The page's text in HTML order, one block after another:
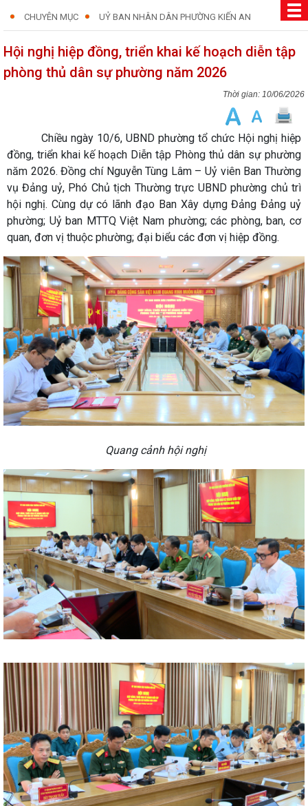
CHUYÊN MỤC UỶ BAN NHÂN DÂN PHƯỜNG KIẾN AN
Hội nghị hiệp đồng, triển khai kế hoạch diễn tập
phòng thủ dân sự phường năm 2026
10/06/2026
Chiều ngày 10/6, UBND phường tổ chức Hội nghị hiệp
đồng, triển khai kế hoạch Diễn tập Phòng thủ dân sự phường
năm 2026. Đồng chí Nguyễn Tùng Lâm – Uỷ viên Ban Thường
vụ Đảng uỷ, Phó Chủ tịch Thường trực UBND phường chủ trì
hội nghị. Cùng dự có lãnh đạo Ban Xây dựng Đảng Đảng uỷ
phường; Uỷ ban MTTQ Việt Nam phường; các phòng, ban, cơ
quan, đơn vị thuộc phường; đại biểu các đơn vị hiệp đồng.
Quang cảnh hội nghị